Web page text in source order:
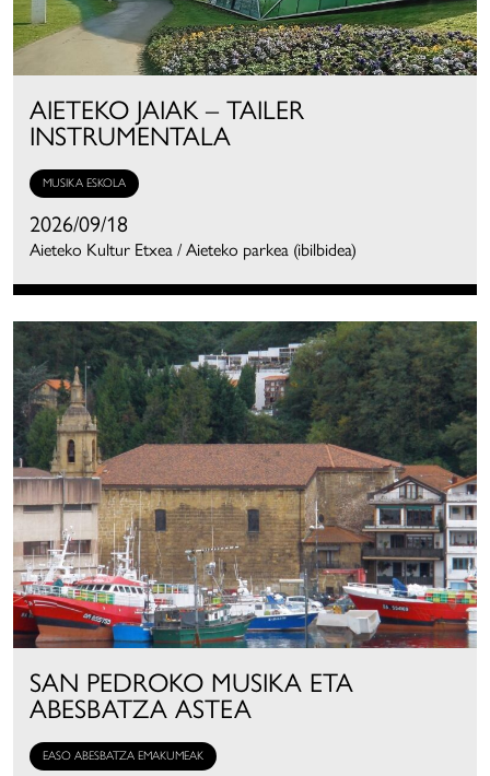
AIETEKO JAIAK – TAILER
INSTRUMENTALA
MUSIKA ESKOLA
2026/09/18
Aieteko Kultur Etxea / Aieteko parkea (ibilbidea)
SAN PEDROKO MUSIKA ETA
ABESBATZA ASTEA
EASO ABESBATZA EMAKUMEAK